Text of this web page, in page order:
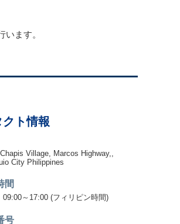
ます。
クト情報
Village, Marcos Highway,,
City Philippines
間
09:00～17:00 (フィリピン時間)
号